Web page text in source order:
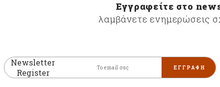
Εγγραφείτε στο
λαμβάνετε ενημερώσεις
Newsletter
Register